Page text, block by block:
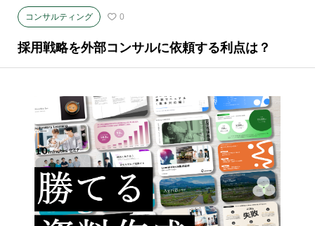
コンサルティング 0
採用戦略を外部コンサルに依頼する利点は？